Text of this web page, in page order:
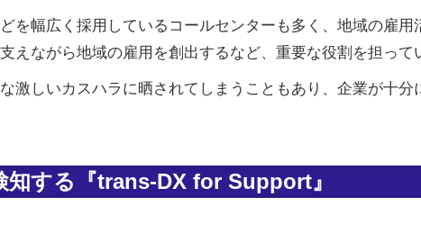
を幅広く採用しているコールセンターも多く、地域の雇
えながら地域の雇用を創出するなど、重要な役割を担って
激しいカスハラに晒されてしまうこともあり、企業が十
する『trans-DX for Support』